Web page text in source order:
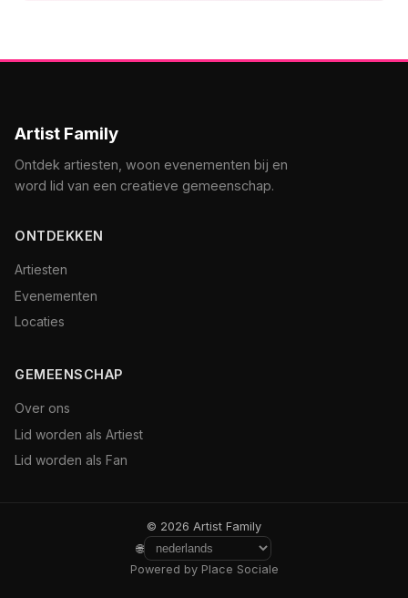
Artist Family
Ontdek artiesten, woon evenementen bij en
word lid van een creatieve gemeenschap.
ONTDEKKEN
Artiesten
Evenementen
Locaties
GEMEENSCHAP
Over ons
Lid worden als Artiest
Lid worden als Fan
© 2026 Artist Family
🌐
Powered by Place Sociale